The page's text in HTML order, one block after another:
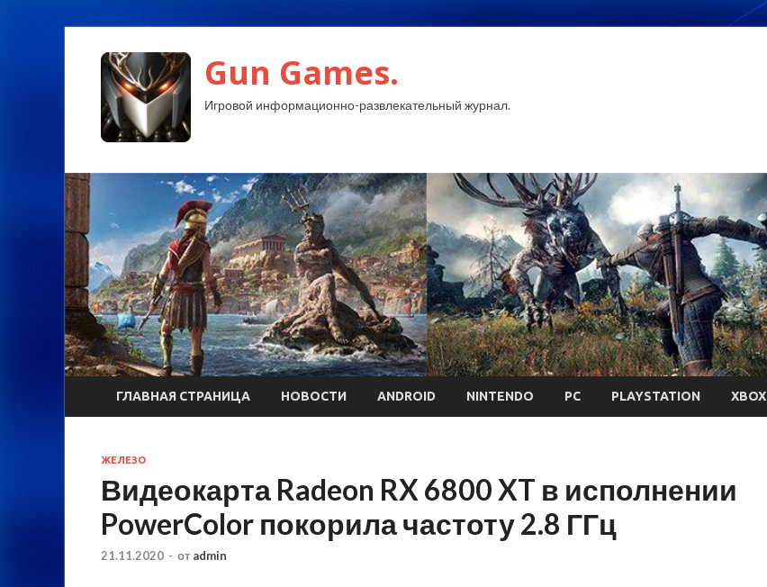
Gun Games.
Игровой информационно-развлекательный журнал.
ГЛАВНАЯ СТРАНИЦА НОВОСТИ ANDROID NINTENDO PC PLAYSTATION XBOX
ЖЕЛЕЗО
Видеокарта Radeon RX 6800 XT в исполнении
PowerColor покорила частоту 2.8 ГГц
21.11.2020 - от admin